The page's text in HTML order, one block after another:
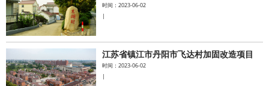
新能源系统
案例中心
时间：2023-06-02
|
江苏省镇江市丹阳市飞达村加固改造项目
时间：2023-06-02
|